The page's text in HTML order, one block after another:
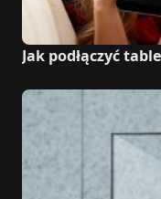
Jak podłączyć